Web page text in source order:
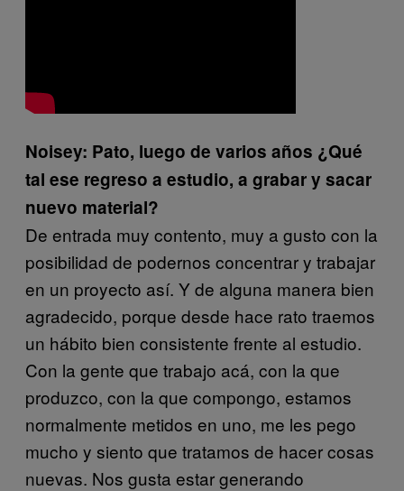
Noisey: Pato, luego de varios años ¿Qué
tal ese regreso a estudio, a grabar y sacar
nuevo material?
De entrada muy contento, muy a gusto con la
posibilidad de podernos concentrar y trabajar
en un proyecto así. Y de alguna manera bien
agradecido, porque desde hace rato traemos
un hábito bien consistente frente al estudio.
Con la gente que trabajo acá, con la que
produzco, con la que compongo, estamos
normalmente metidos en uno, me les pego
mucho y siento que tratamos de hacer cosas
nuevas. Nos gusta estar generando